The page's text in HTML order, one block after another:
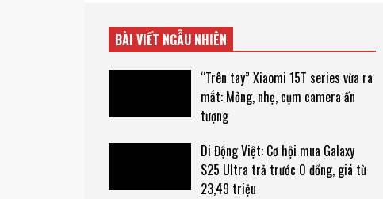
BÀI VIẾT NGẪU NHIÊN
“Trên tay” Xiaomi 15T series vừa ra
mắt: Mỏng, nhẹ, cụm camera ấn
tượng
Di Động Việt: Cơ hội mua Galaxy
S25 Ultra trả trước 0 đồng, giá từ
23,49 triệu